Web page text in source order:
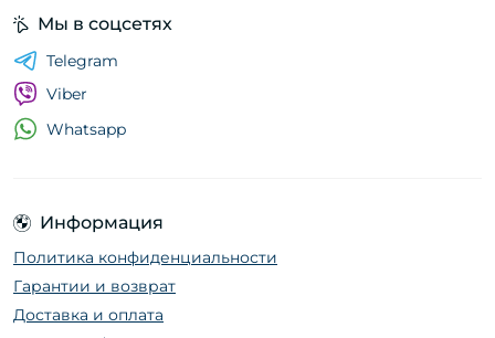
Информация
Политика конфиденциальности
Гарантии и возврат
Доставка и оплата
Мы в соцсетях
Telegram
Viber
Whatsapp